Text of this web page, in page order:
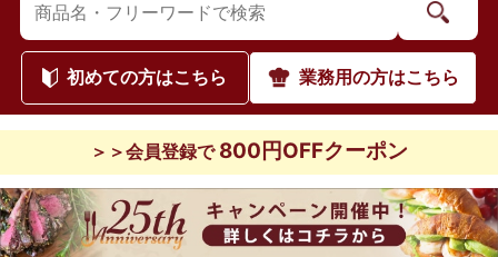
初めての方はこちら 業務用の方はこちら
＞＞会員登録で 800円OFFクーポン